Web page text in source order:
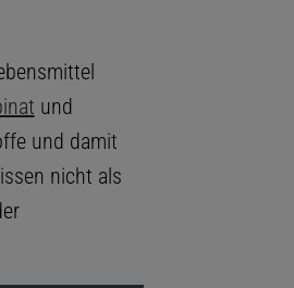
und
und damit
nicht als